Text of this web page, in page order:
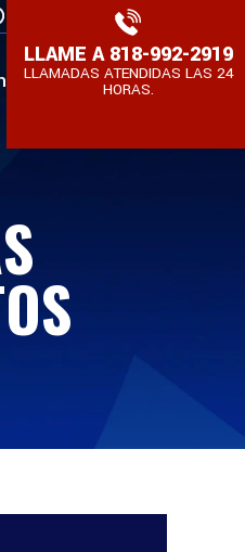
LLAME A818-992-2919
LLAMADAS ATENDIDAS LAS 24
HORAS.